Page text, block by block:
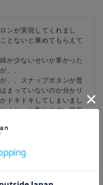
ンが実現してくれまし
とないと褒めてもらえて
が少ないせいか寒かった
、、
、、スナップボタンが普
まっていないのか分かり
ドキドキしてしまいまし
ふわっと取れやすい箇所